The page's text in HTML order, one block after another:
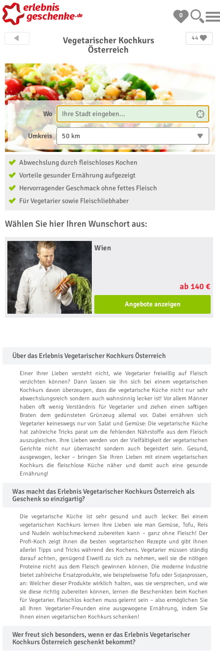
0
44
Vegetarischer Kochkurs
Österreich
Wo
Umkreis 50 km
Abwechslung durch fleischloses Kochen
Vorteile gesunder Ernährung aufgezeigt
Hervorragender Geschmack ohne fettes Fleisch
Für Vegetarier sowie Fleischliebhaber
Wählen Sie hier Ihren Wunschort aus:
Wien
ab 140 €
Angebote anzeigen
Über das Erlebnis Vegetarischer Kochkurs Österreich
Einer Ihrer Lieben versteht nicht, wie Vegetarier freiwillig auf Fleisch
verzichten können? Dann lassen sie ihn sich bei einem vegetarischen
Kochkurs davon überzeugen, dass die vegetarische Küche nicht nur sehr
abwechslungsreich sondern auch wahnsinnig lecker ist! Vor allem Männer
haben oft wenig Verständnis für Vegetarier und ziehen einen saftigen
Braten dem gedünsteten Grünzeug allemal vor. Dabei ernähren sich
Vegetarier keineswegs nur von Salat und Gemüse: Die vegetarische Küche
hat zahlreiche Tricks parat um die fehlenden Nährstoffe aus dem Fleisch
auszugleichen. Ihre Lieben werden von der Vielfältigkeit der vegetarischen
Gerichte nicht nur überrascht sondern auch begeistert sein. Gesund,
ausgewogen, lecker – bringen Sie Ihren Lieben mit einem vegetarischen
Kochkurs die fleischlose Küche näher und damit auch eine gesunde
Ernährung!
Was macht das Erlebnis Vegetarischer Kochkurs Österreich als
Geschenk so einzigartig?
Die vegetarische Küche ist sehr gesund und auch lecker. Bei einem
vegetarischen Kochkurs lernen Ihre Lieben wie man Gemüse, Tofu, Reis
und Nudeln wohlschmeckend zubereiten kann – ganz ohne Fleisch! Der
Profi-Koch zeigt ihnen die besten vegetarischen Rezepte und gibt ihnen
allerlei Tipps und Tricks während des Kochens. Vegetarier müssen ständig
darauf achten, genügend Eiweiß zu sich zu nehmen, weil sie die nötigen
Proteine nicht aus dem Fleisch gewinnen können. Die moderne Industrie
bietet zahlreiche Ersatzprodukte, wie beispielsweise Tofu oder Sojasprossen,
an: Welcher dieser Produkte wirklich halten, was sie versprechen, und wie
sie diese richtig zubereiten können, lernen die Beschenkten beim Kochen
für Vegetarier. Fleischlos kochen muss gelernt sein – also ermöglichen Sie
all Ihren Vegetarier-Freunden eine ausgewogene Ernährung, indem Sie
ihnen einen vegetarischen Kochkurs schenken!
Wer freut sich besonders, wenn er das Erlebnis Vegetarischer
Kochkurs Österreich geschenkt bekommt?